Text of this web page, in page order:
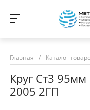
Главная / Каталог
Круг Ст3
2005 2ГП